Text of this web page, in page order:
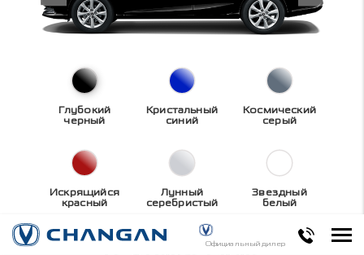
Официальный дилер
Глубокий
черный
Кристальный
синий
Космический
серый
Искрящийся
красный
Лунный
серебристый
Звездный
белый